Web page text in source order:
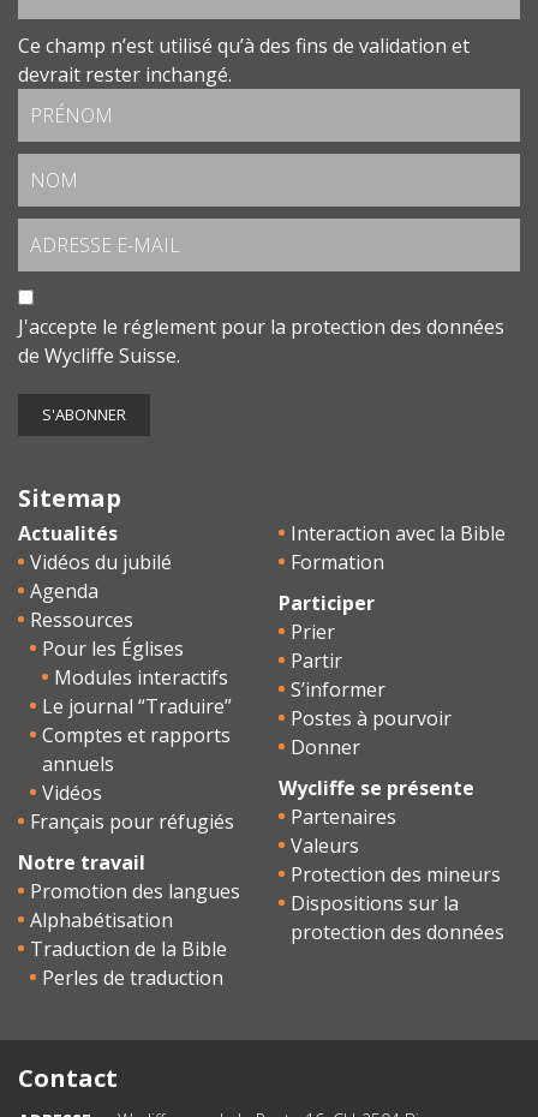
Ce champ n’est utilisé qu’à des fins de validation et
devrait rester inchangé.
J'accepte le réglement pour la protection des données
de Wycliffe Suisse.
Sitemap
Actualités
Vidéos du jubilé
Agenda
Ressources
Pour les Églises
Modules interactifs
Le journal “Traduire”
Comptes et rapports
annuels
Vidéos
Français pour réfugiés
Notre travail
Promotion des langues
Alphabétisation
Traduction de la Bible
Perles de traduction
Interaction avec la Bible
Formation
Participer
Prier
Partir
S’informer
Postes à pourvoir
Donner
Wycliffe se présente
Partenaires
Valeurs
Protection des mineurs
Dispositions sur la
protection des données
Contact